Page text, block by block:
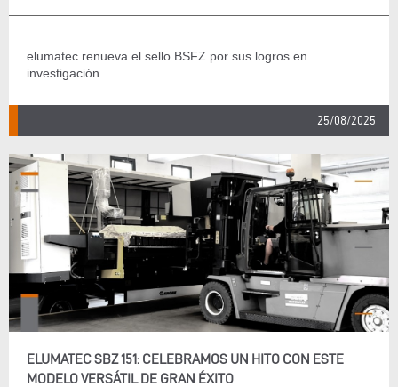
elumatec renueva el sello BSFZ por sus logros en
investigación
25/08/2025
ELUMATEC SBZ 151: CELEBRAMOS UN HITO CON ESTE
MODELO VERSÁTIL DE GRAN ÉXITO